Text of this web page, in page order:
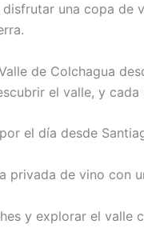
una copa de
de Colchagua
el valle, y
el día desde
privada de vino con
y explorar el valle